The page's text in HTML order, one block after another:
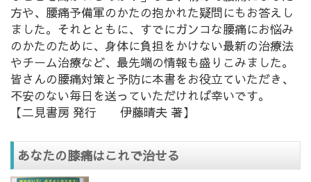
方や、腰痛予備軍のかたの抱かれた疑問にもお答えし
ました。それとともに、すでにガンコな腰痛にお悩み
のかたのために、身体に負担をかけない最新の治療法
やチーム治療など、最先端の情報も盛りこみました。
皆さんの腰痛対策と予防に本書をお役立ていただき、
不安のない毎日を送っていただければ幸いです。
【二見書房 発行 伊藤晴夫 著】
あなたの膝痛はこれで治せる